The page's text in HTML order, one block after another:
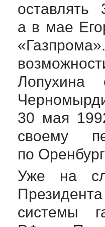
а в мае
30 мая
своему
по
Уже на
системы